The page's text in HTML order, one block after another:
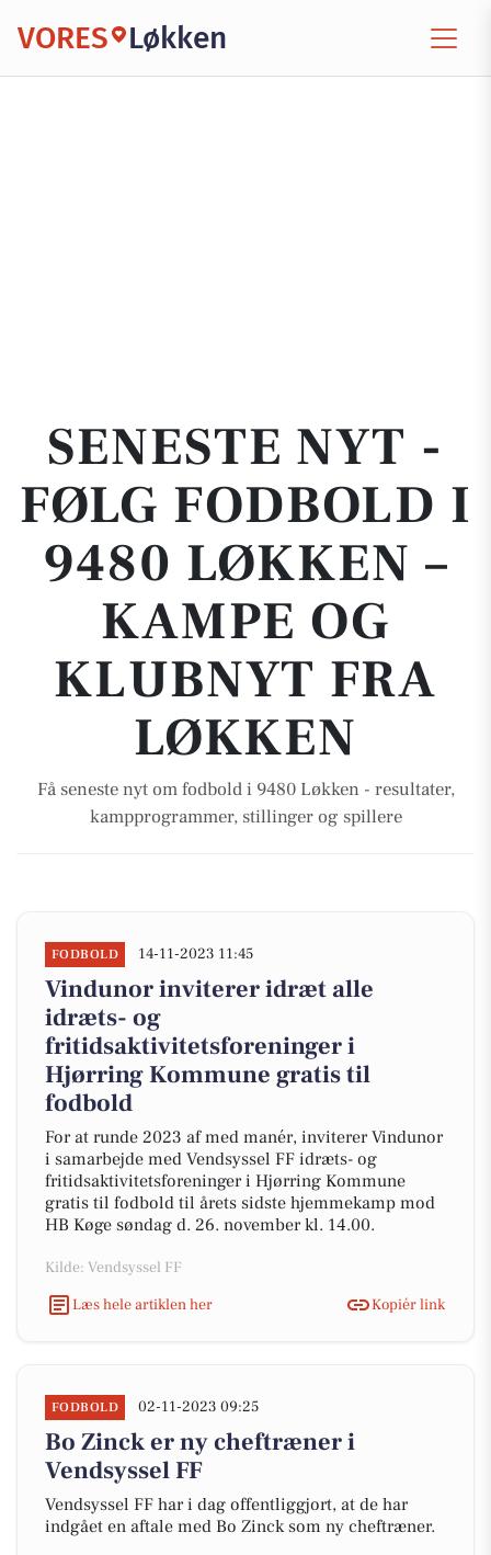
VORES Løkken
SENESTE NYT -
FØLG FODBOLD I
9480 LØKKEN –
KAMPE OG
KLUBNYT FRA
LØKKEN
Få seneste nyt om fodbold i 9480 Løkken - resultater,
kampprogrammer, stillinger og spillere
FODBOLD 14-11-2023 11:45
Vindunor inviterer idræt alle
idræts- og
fritidsaktivitetsforeninger i
Hjørring Kommune gratis til
fodbold
For at runde 2023 af med manér, inviterer Vindunor
i samarbejde med Vendsyssel FF idræts- og
fritidsaktivitetsforeninger i Hjørring Kommune
gratis til fodbold til årets sidste hjemmekamp mod
HB Køge søndag d. 26. november kl. 14.00.
Kilde: Vendsyssel FF
Læs hele artiklen her
Kopiér link
FODBOLD 02-11-2023 09:25
Bo Zinck er ny cheftræner i
Vendsyssel FF
Vendsyssel FF har i dag offentliggjort, at de har
indgået en aftale med Bo Zinck som ny cheftræner.